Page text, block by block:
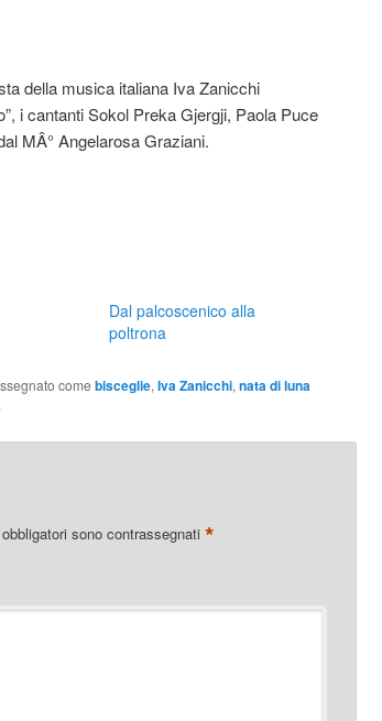
della musica italiana Iva Zanicchi
i cantanti Sokol Preka Gjergji, Paola Puce
MÂ° Angelarosa Graziani.
Dal palcoscenico alla
poltrona
come bisceglie, Iva Zanicchi, nata di luna
sono contrassegnati *